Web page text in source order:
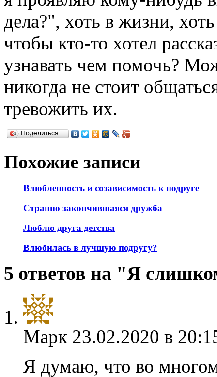
дела?", хоть в жизни,
чтобы кто-то хотел
узнавать чем помочь?
никогда не стоит
тревожить их.
Поделиться…
Похожие записи
Влюбленность и созависимость к подруге
Странно закончившаяся дружба
Люблю друга детства
Влюбилась в лучшую подругу?
5 ответов на "Я
Марк 23.02.2020 в
Я думаю, что во